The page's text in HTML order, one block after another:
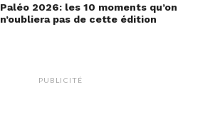
Paléo 2026: les 10 moments qu’on
n’oubliera pas de cette édition
PUBLICITÉ